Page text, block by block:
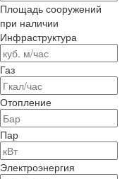
Площадь сооружений
при наличии
Инфраструктура
Газ
Отопление
Пар
Электроэнергия